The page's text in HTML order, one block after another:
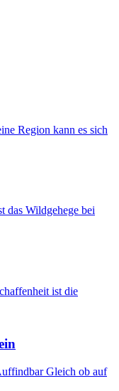
Region kann es sich
Wildgehege bei
ist die
Gleich ob auf